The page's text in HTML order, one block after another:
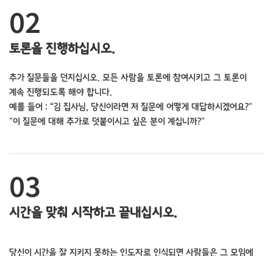
02
토론을 진행하십시오.
추가 질문들을 던지십시오. 모든 사람을 토론에 참여시키고 그 토론이
계속 진행되도록 해야 합니다.
예를 들어 : “김 집사님, 당신이라면 저 질문에 어떻게 대답하시겠어요?"
"이 질문에 대해 추가로 덧붙이시고 싶은 분이 계십니까?"
03
시간을 맞춰 시작하고 끝내십시오.
당신이 시간을 잘 지키지 못하는 인도자로 인식되면 사람들은 그 모임에